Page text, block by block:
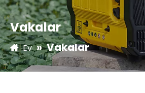
Vakalar
Ev »Vakalar